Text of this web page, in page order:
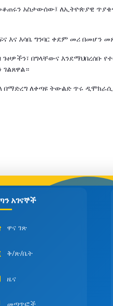
አስታውሰው፤ ለኢትዮጵያዊ
እና እሳቤ ግንባር ቀደም መሪ
በግላቸውና እንደማህበረሰቡ
በማድረግ ለቀጣዩ ትውልድ ጥሩ
አገናኞች
ዋና ገጽ
ቅ/ጽ/ቤት
ዜና
መጣጥፎች